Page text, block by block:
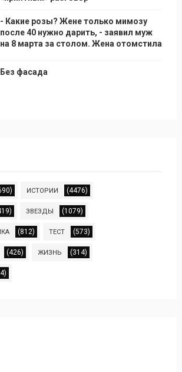
- Какие розы? Жене только мимозу
после 40 нужно дарить, - заявил муж
на 8 марта за столом. Жена отомстила
Без фасада
ИСТОРИИ (4476)
ЗВЕЗДЫ (1079)
(812) ТЕСТ (573)
(426) ЖИЗНЬ (314)